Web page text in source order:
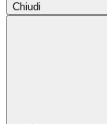
Chiudi